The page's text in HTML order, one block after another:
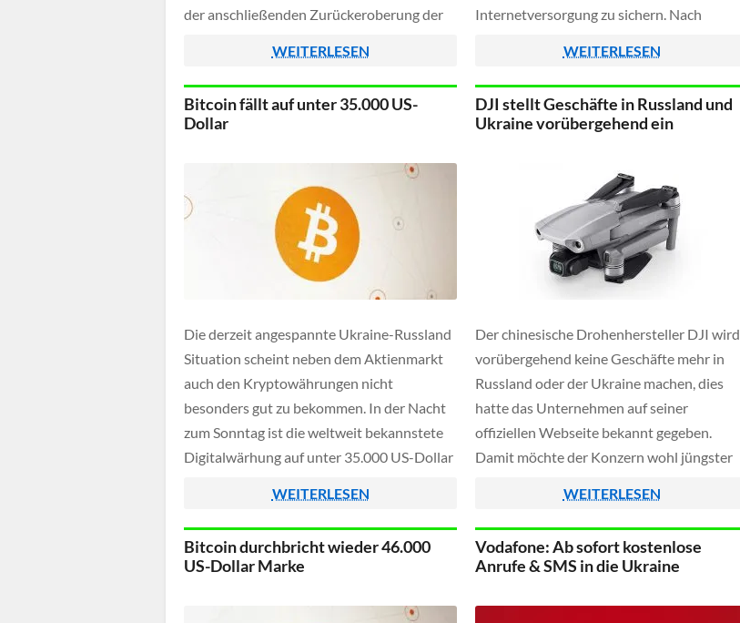
der anschließenden Zurückeroberung der
WEITERLESEN
Internetversorgung zu sichern. Nach
Post soll es sich dabei aber nicht nur um
einen Akt der Nächstenliebe gehandelt
haben, eine wesentliche Anzahl der
Terminals wurden offenbar von […]
WEITERLESEN
Bitcoin fällt auf unter 35.000 US-
Dollar
Die derzeit angespannte Ukraine-Russland
Situation scheint neben dem Aktienmarkt
auch den Kryptowährungen nicht
besonders gut zu bekommen. In der Nacht
zum Sonntag ist die weltweit bekannstete
Digitalwärhung auf unter 35.000 US-Dollar
noch bei stolzen 47.000 US-Dollar.
WEITERLESEN
DJI stellt Geschäfte in Russland und
Ukraine vorübergehend ein
Der chinesische Drohenhersteller DJI wird
vorübergehend keine Geschäfte mehr in
Russland oder der Ukraine machen, dies
hatte das Unternehmen auf seiner
offiziellen Webseite bekannt gegeben.
Damit möchte der Konzern wohl jüngster
Ukraine als auch Russland teilweise DJI-
Drohnen für Aufklärungsflüge nutzen.
WEITERLESEN
Bitcoin durchbricht wieder 46.000
US-Dollar Marke
Vodafone: Ab sofort kostenlose
Anrufe & SMS in die Ukraine